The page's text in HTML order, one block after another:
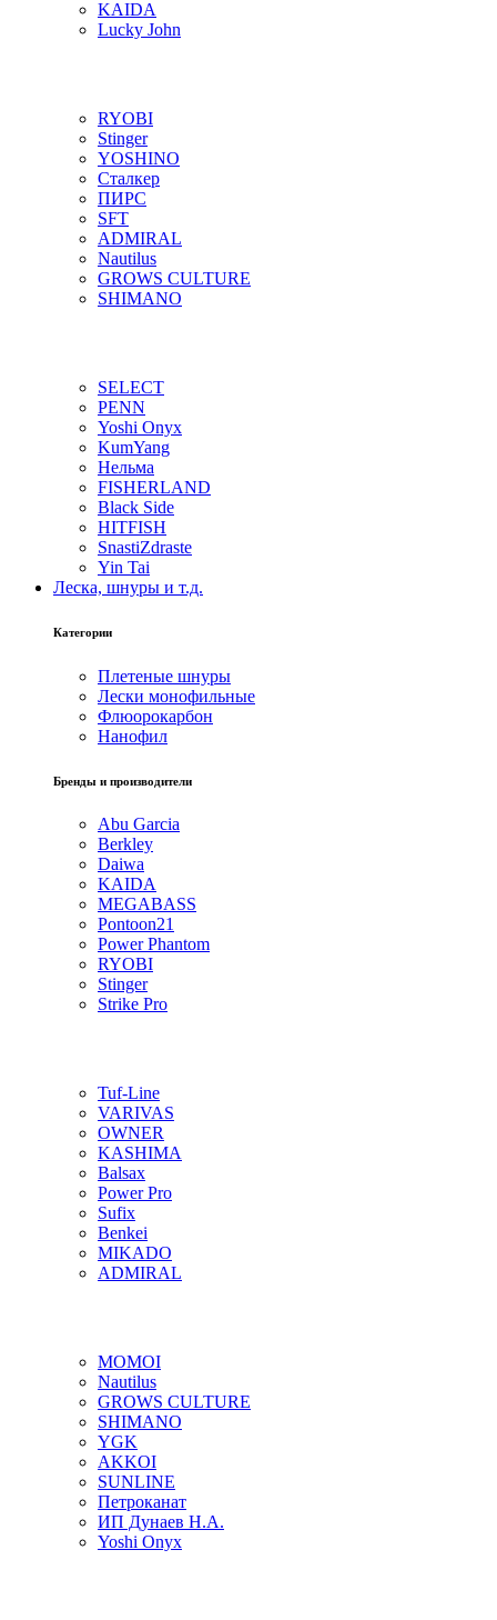
KAIDA
Lucky John
RYOBI
Stinger
YOSHINO
Сталкер
ПИРС
SFT
ADMIRAL
Nautilus
GROWS CULTURE
SHIMANO
SELECT
PENN
Yoshi Onyx
KumYang
Нельма
FISHERLAND
Black Side
HITFISH
SnastiZdraste
Yin Tai
Леска, шнуры и т.д.
Категории
Плетеные шнуры
Лески монофильные
Флюорокарбон
Нанофил
Бренды и производители
Abu Garcia
Berkley
Daiwa
KAIDA
MEGABASS
Pontoon21
Power Phantom
RYOBI
Stinger
Strike Pro
Tuf-Line
VARIVAS
OWNER
KASHIMA
Balsax
Power Pro
Sufix
Benkei
MIKADO
ADMIRAL
MOMOI
Nautilus
GROWS CULTURE
SHIMANO
YGK
AKKOI
SUNLINE
Петроканат
ИП Дунаев Н.А.
Yoshi Onyx